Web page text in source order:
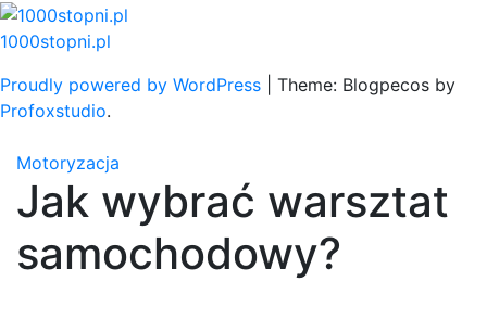
Skip
to
1000stopni.pl
Proudly powered by WordPress
Theme: Blogpecos by
Profoxstudio.
Motoryzacja
Jak wybrać warsztat
samochodowy?